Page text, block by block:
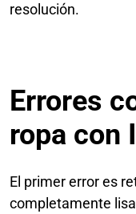
resolución.
Errores
ropa con
El primer error es
completamente